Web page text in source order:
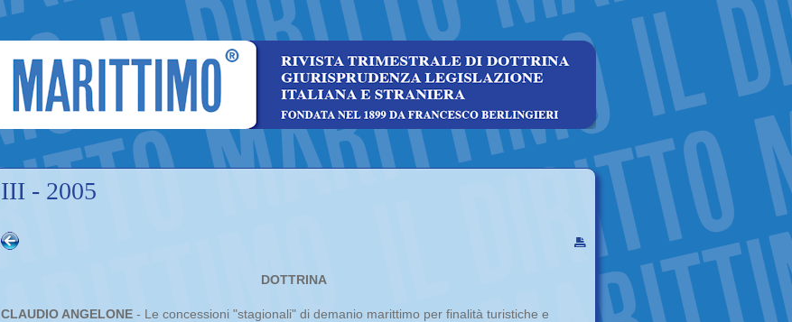
III - 2005
DOTTRINA
CLAUDIO ANGELONE - Le concessioni "stagionali" di demanio marittimo per finalità turistiche e